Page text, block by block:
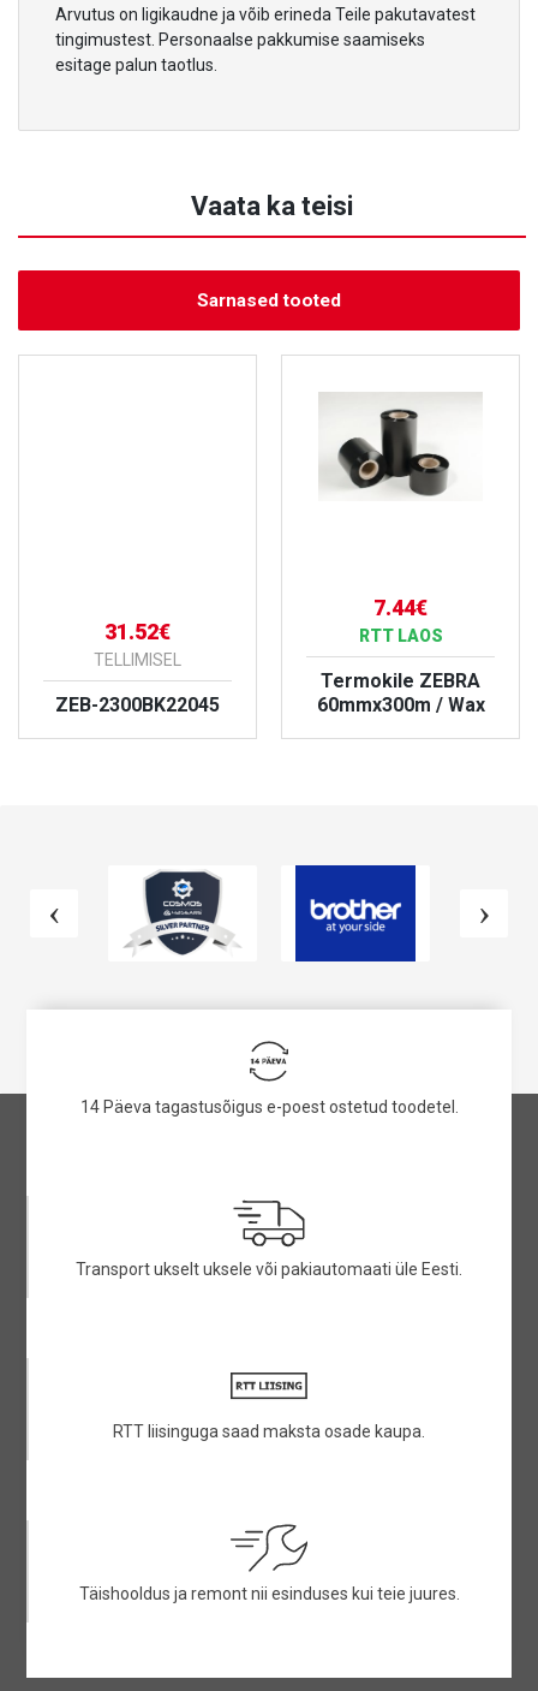
Arvutus on ligikaudne ja võib erineda Teile pakutavatest
tingimustest. Personaalse pakkumise saamiseks
esitage palun taotlus.
Vaata ka teisi
Sarnased tooted
31.52€
TELLIMISEL
ZEB-2300BK22045
7.44€
RTT LAOS
Termokile ZEBRA
60mmx300m / Wax
14 Päeva tagastusõigus e-poest ostetud toodetel.
Transport ukselt uksele või pakiautomaati üle Eesti.
RTT liisinguga saad maksta osade kaupa.
Täishooldus ja remont nii esinduses kui teie juures.